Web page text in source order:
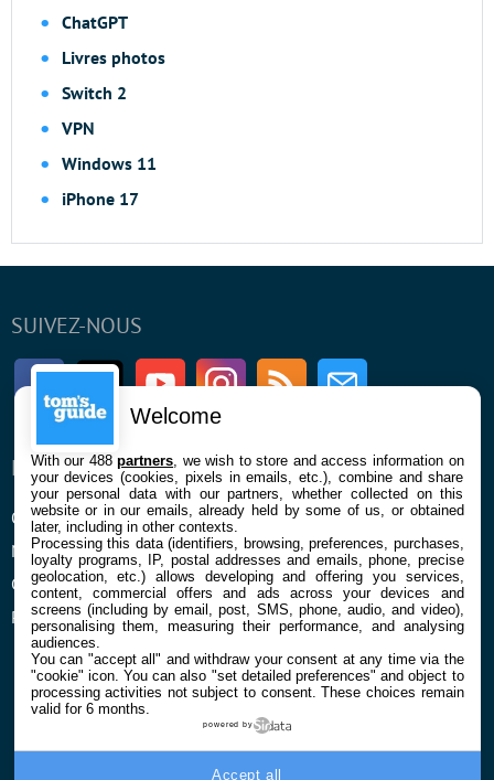
ChatGPT
Livres photos
Switch 2
VPN
Windows 11
iPhone 17
SUIVEZ-NOUS
FacebookTwitter Youtube InstagramRSS Newsletter
ENTREPRISE
Qui sommes nous
Mentions légales et CGU
Confidentialité et Cookies
Préférences cookies
À PROPOS
La rédaction
Contact
Welcome
With our 488partners , we wish to store and access information on
your devices (cookies, pixels in emails, etc.), combine and share
your personal data with our partners, whether collected on this
website or in our emails, already held by some of us, or obtained
later, including in other contexts.
Processing this data (identifiers, browsing, preferences, purchases,
loyalty programs, IP, postal addresses and emails, phone, precise
geolocation, etc.) allows developing and offering you services,
content, commercial offers and ads across your devices and
screens (including by email, post, SMS, phone, audio, and video),
personalising them, measuring their performance, and analysing
audiences.
You can "accept all" and withdraw your consent at any time via the
"cookie" icon. You can also "set detailed preferences" and object to
processing activities not subject to consent. These choices remain
valid for 6 months.
powered by
Accept all